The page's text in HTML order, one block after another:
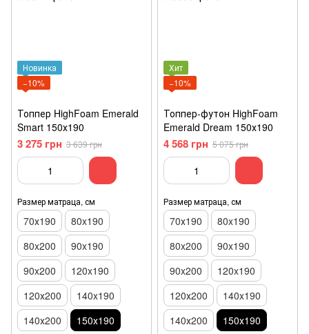
Новинка
−10%
Топпер HighFoam Emerald
Smart 150х190
3 275 грн 3 639 грн
Размер матраца, см
70х190
80x190
80x200
90x190
90x200
120x190
120х200
140x190
140х200
150х190
Хит
−10%
Топпер-футон HighFoam
Emerald Dream 150х190
4 568 грн 5 075 грн
Размер матраца, см
70х190
80x190
80x200
90x190
90x200
120x190
120х200
140x190
140х200
150х190